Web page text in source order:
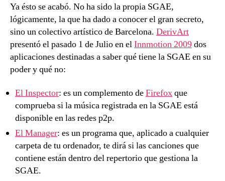
Ya ésto se acabó. No ha sido la propia SGAE,
lógicamente, la que ha dado a conocer el gran secreto,
sino un colectivo artístico de Barcelona. DerivArt
presentó el pasado 1 de Julio en elInnmotion 2009dos
aplicaciones destinadas a saber qué tiene la SGAE en su
poder y qué no:
El Inspector: es un complemento deFirefoxque
comprueba si la música registrada en la SGAE está
disponible en las redes p2p.
El Manager: es un programa que, aplicado a cualquier
carpeta de tu ordenador, te dirá si las canciones que
contiene están dentro del repertorio que gestiona la
SGAE.